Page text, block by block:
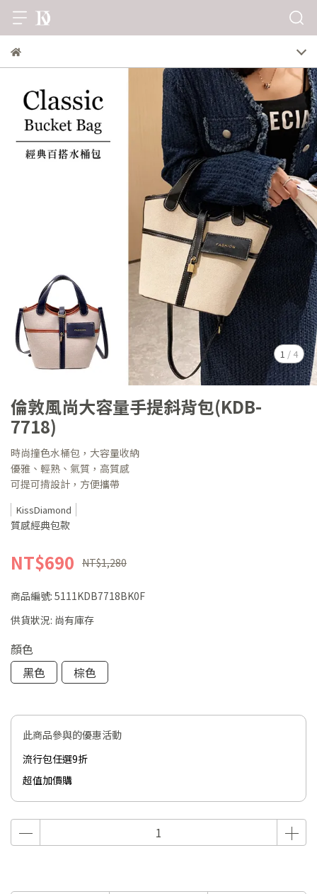
1 / 4
倫敦風尚大容量手提斜背包(KDB-
7718)
時尚撞色水桶包，大容量收納
優雅、輕熟、氣質，高質感
可提可揹設計，方便攜帶
KissDiamond
質感經典包款
NT$690 NT$1,280
商品編號: 5111KDB7718BK0F
供貨狀況: 尚有庫存
顏色
黑色
棕色
此商品參與的優惠活動
流行包任選9折
超值加價購